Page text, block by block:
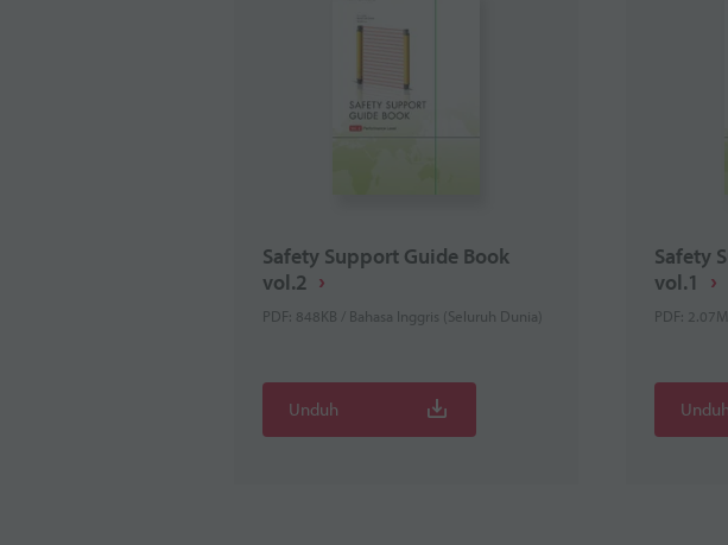
Safety Support Guide Book
vol.2
PDF: 848KB / Bahasa Inggris (Seluruh Dunia)
Unduh
Safety
vol.1
PDF:
Unduh